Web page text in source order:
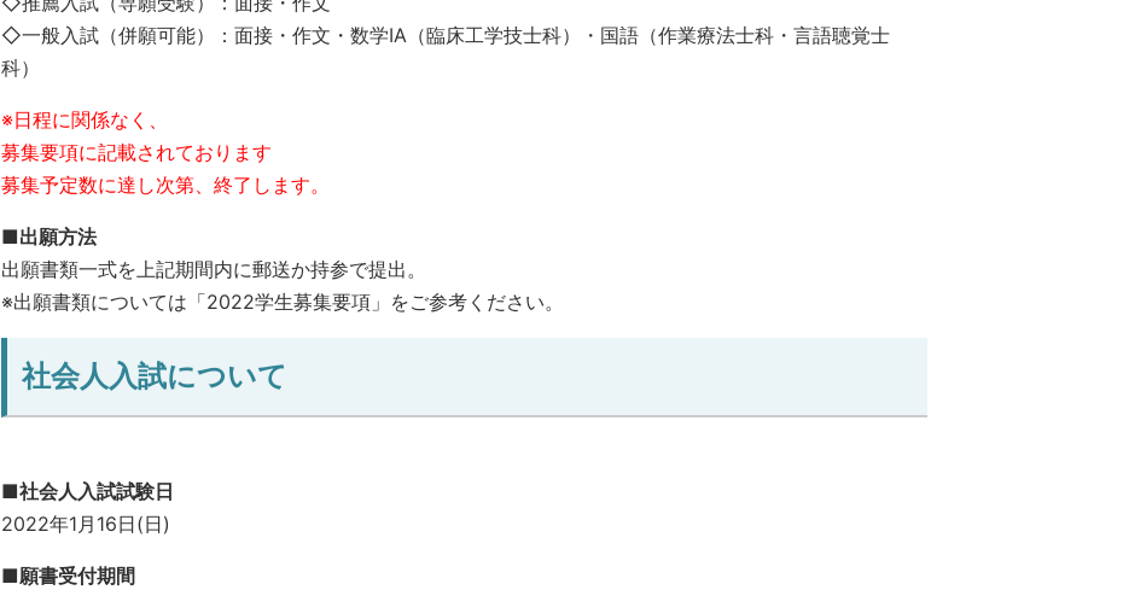
◇一般入試（併願可能）：面接・作文・数学ⅠA（臨床工学技士科）・国語（作業療法士科・言語聴覚士
科）
※日程に関係なく、
募集要項に記載されております
募集予定数に達し次第、終了します。
■出願方法
出願書類一式を上記期間内に郵送か持参で提出。
※出願書類については「2022学生募集要項」をご参考ください。
社会人入試について
■社会人入試試験日
2022年1月16日(日)
■願書受付期間